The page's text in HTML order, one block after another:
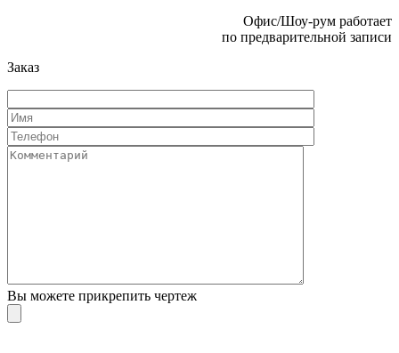
Офис/Шоу-рум работает
по предварительной записи
Заказ
Вы можете прикрепить чертеж